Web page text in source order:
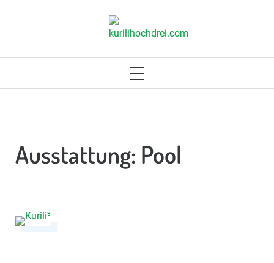
KURILIHOCHDREI.COM
PRIMARY
MENU
Ausstattung: Pool